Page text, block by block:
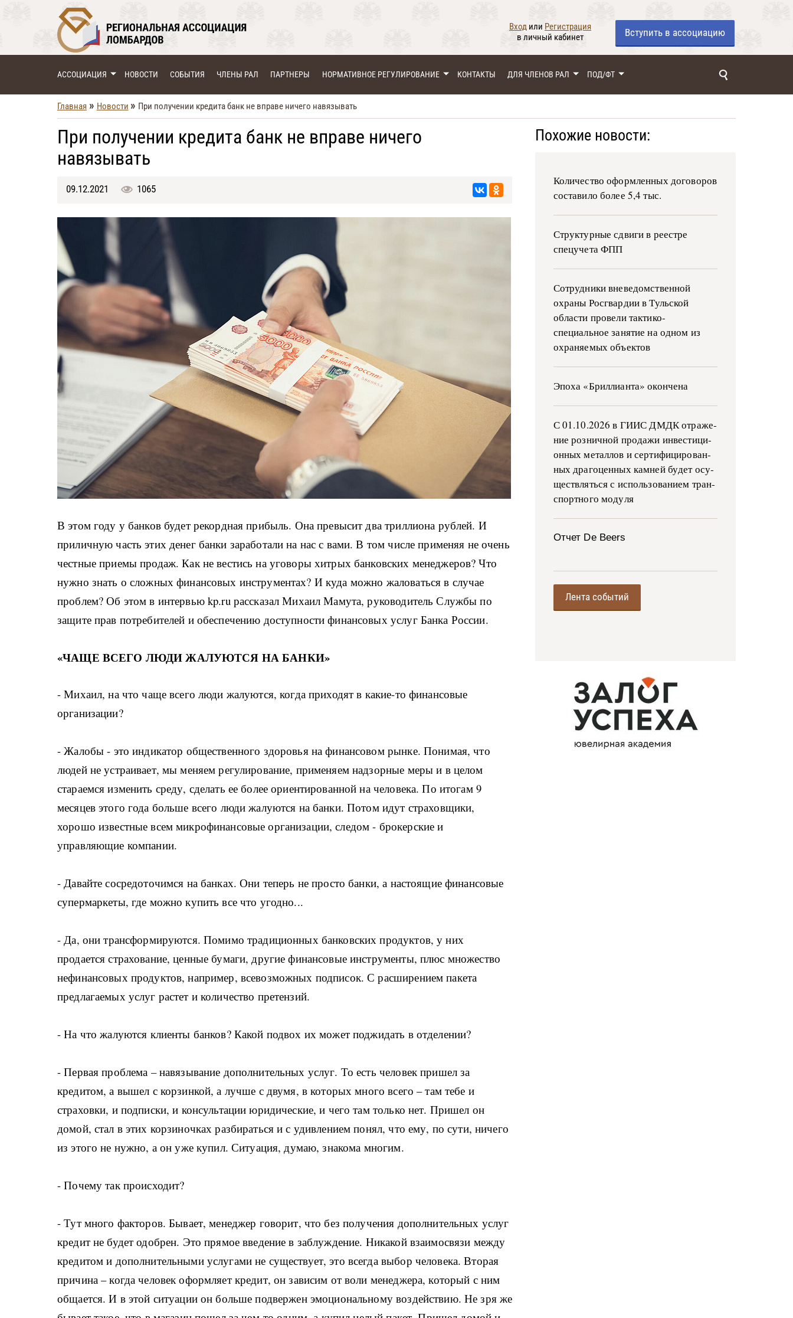
Вход или Регистрация
в личный кабинет
Вступить в ассоциацию
АССОЦИАЦИЯ НОВОСТИ СОБЫТИЯ ЧЛЕНЫ РАЛ ПАРТНЕРЫ НОРМАТИВНОЕ РЕГУЛИРОВАНИЕ КОНТАКТЫ ДЛЯ ЧЛЕНОВ РАЛ ПОД/ФТ
Главная » Новости » При получении кредита банк не вправе ничего навязывать
При получении кредита банк не вправе ничего
навязывать
09.12.2021 1065
В этом году у банков будет рекордная прибыль. Она превысит два триллиона рублей. И
приличную часть этих денег банки заработали на нас с вами. В том числе применяя не очень
честные приемы продаж. Как не вестись на уговоры хитрых банковских менеджеров? Что
нужно знать о сложных финансовых инструментах? И куда можно жаловаться в случае
проблем? Об этом в интервью kp.ru рассказал Михаил Мамута, руководитель Службы по
защите прав потребителей и обеспечению доступности финансовых услуг Банка России.
«ЧАЩЕ ВСЕГО ЛЮДИ ЖАЛУЮТСЯ НА БАНКИ»
- Михаил, на что чаще всего люди жалуются, когда приходят в какие-то финансовые
организации?
- Жалобы - это индикатор общественного здоровья на финансовом рынке. Понимая, что
людей не устраивает, мы меняем регулирование, применяем надзорные меры и в целом
стараемся изменить среду, сделать ее более ориентированной на человека. По итогам 9
месяцев этого года больше всего люди жалуются на банки. Потом идут страховщики,
хорошо известные всем микрофинансовые организации, следом - брокерские и
управляющие компании.
- Давайте сосредоточимся на банках. Они теперь не просто банки, а настоящие финансовые
супермаркеты, где можно купить все что угодно...
- Да, они трансформируются. Помимо традиционных банковских продуктов, у них
продается страхование, ценные бумаги, другие финансовые инструменты, плюс множество
нефинансовых продуктов, например, всевозможных подписок. С расширением пакета
предлагаемых услуг растет и количество претензий.
- На что жалуются клиенты банков? Какой подвох их может поджидать в отделении?
- Первая проблема – навязывание дополнительных услуг. То есть человек пришел за
кредитом, а вышел с корзинкой, а лучше с двумя, в которых много всего – там тебе и
страховки, и подписки, и консультации юридические, и чего там только нет. Пришел он
домой, стал в этих корзиночках разбираться и с удивлением понял, что ему, по сути, ничего
из этого не нужно, а он уже купил. Ситуация, думаю, знакома многим.
- Почему так происходит?
- Тут много факторов. Бывает, менеджер говорит, что без получения дополнительных услуг
кредит не будет одобрен. Это прямое введение в заблуждение. Никакой взаимосвязи между
кредитом и дополнительными услугами не существует, это всегда выбор человека. Вторая
причина – когда человек оформляет кредит, он зависим от воли менеджера, который с ним
общается. И в этой ситуации он больше подвержен эмоциональному воздействию. Не зря же
Похожие новости:
Количество оформленных договоров
составило более 5,4 тыс.
Структурные сдвиги в реестре
спецучета ФПП
Сотрудники вневедомственной
охраны Росгвардии в Тульской
области провели тактико-
специальное занятие на одном из
охраняемых объектов
Эпоха «Бриллианта» окончена
С 01.10.2026 в ГИИС ДМДК от­ра­же­
ние роз­ни­ч­ной про­да­жи ин­ве­сти­ци­
он­ных ме­тал­лов и сер­ти­фи­ци­ро­ван­
ных дра­го­цен­ных ка­м­ней бу­дет осу­
ще­ств­лять­ся с ис­поль­зо­ва­ни­ем тран­
с­пор­т­но­го мо­ду­ля
Отчет De Beers
Лента событий